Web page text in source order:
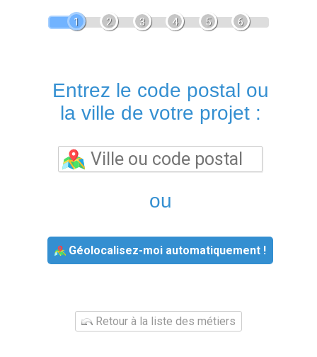
1 2 3 4 5 6
Entrez le code postal ou
la ville de votre projet :
ou
Géolocalisez-moi automatiquement !
Retour à la liste des métiers